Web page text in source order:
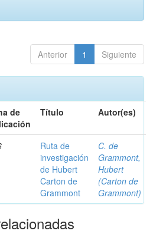
Anterior 1 Siguiente
de
Título Autor(es)
Ruta de
investigación
de Hubert
Carton de
Grammont
C. de
Grammont,
Hubert
(Carton de
Grammont)